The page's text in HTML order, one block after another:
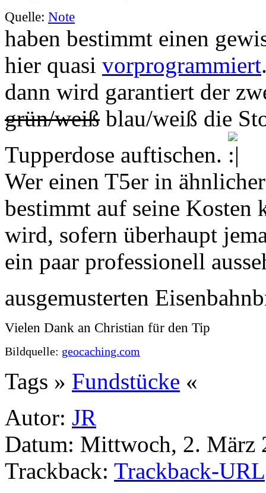
Quelle: Note
haben bestimmt einen
hier quasi vorprogrammiert
dann wird garantiert der
grün/weiß blau/weiß die
Tupperdose auftischen.
Wer einen T5er in
bestimmt auf seine Kosten
wird, sofern überhaupt
ein paar professionell
ausgemusterten
Vielen Dank an Christian für den Tip
Bildquelle: geocaching.com
Tags » Fundstücke «
Autor: JR
Datum: Mittwoch, 2. März
Trackback: Trackback-URL